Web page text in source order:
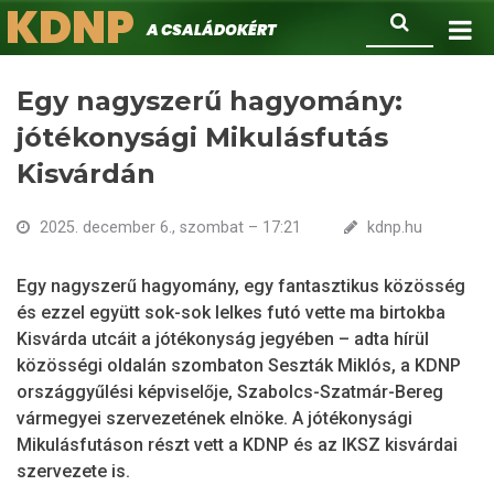
Ugrás
a
Keresés
KDNPA családokért.
Egy nagyszerű hagyomány:
jótékonysági Mikulásfutás
Kisvárdán
2025. december 6., szombat – 17:21 kdnp.hu
Egy nagyszerű hagyomány, egy fantasztikus közösség
és ezzel együtt sok-sok lelkes futó vette ma birtokba
Kisvárda utcáit a jótékonyság jegyében – adta hírül
közösségi oldalán szombaton Seszták Miklós, a KDNP
országgyűlési képviselője, Szabolcs-Szatmár-Bereg
vármegyei szervezetének elnöke. A jótékonysági
Mikulásfutáson részt vett a KDNP és az IKSZ kisvárdai
szervezete is.